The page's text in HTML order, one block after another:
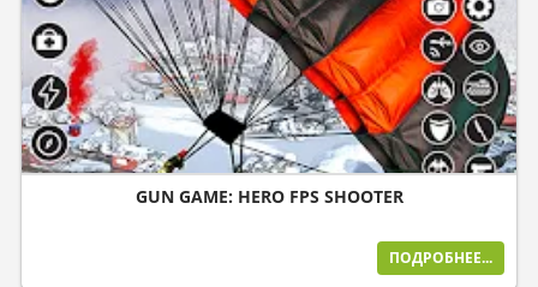
GUN GAME: HERO FPS SHOOTER
ПОДРОБНЕЕ...